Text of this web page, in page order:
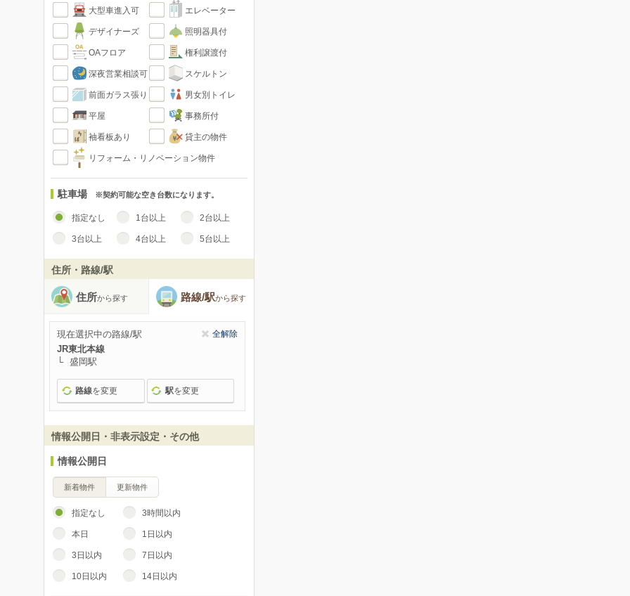
大型車進入可 エレベーター
デザイナーズ 照明器具付
OAフロア 権利譲渡付
深夜営業相談可 スケルトン
前面ガラス張り 男女別トイレ
平屋 事務所付
袖看板あり 貸主の物件
リフォーム・リノベーション物件
駐車場 ※契約可能な空き台数になります。
指定なし 1台以上 2台以上
3台以上 4台以上 5台以上
住所・路線/駅
住所から探す 路線/駅から探す
現在選択中の路線/駅 全解除
JR東北本線
盛岡駅
路線を変更 駅を変更
情報公開日・非表示設定・その他
情報公開日
新着物件 更新物件
指定なし 3時間以内
本日 1日以内
3日以内 7日以内
10日以内 14日以内